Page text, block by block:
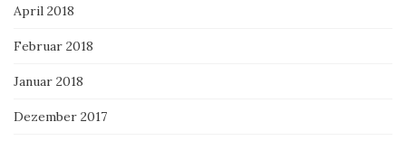
April 2018
Februar 2018
Januar 2018
Dezember 2017